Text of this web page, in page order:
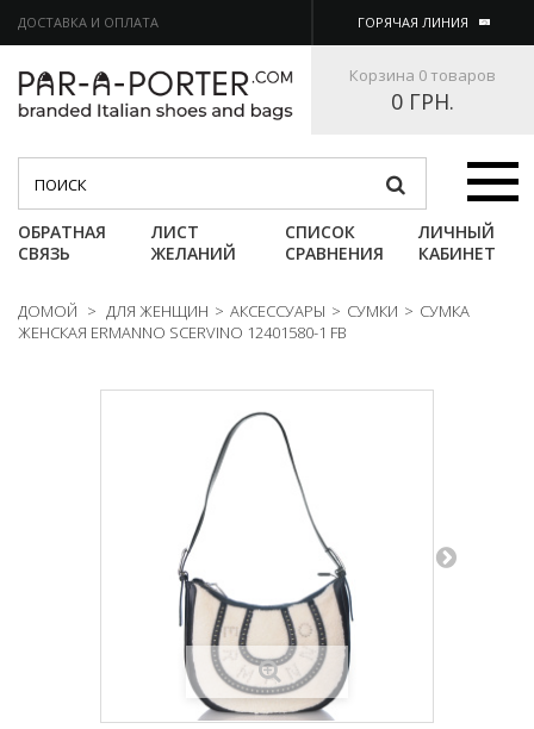
ДОСТАВКА И ОПЛАТА ГОРЯЧАЯ ЛИНИЯ
Корзина 0 товаров
0 ГРН.
Категории
ОБРАТНАЯ
СВЯЗЬ
ЛИСТ
ЖЕЛАНИЙ
СПИСОК
СРАВНЕНИЯ
ЛИЧНЫЙ
КАБИНЕТ
ДОМОЙ > ДЛЯ ЖЕНЩИН > АКСЕССУАРЫ > СУМКИ > СУМКА
ЖЕНСКАЯ ERMANNO SCERVINO 12401580-1 FB